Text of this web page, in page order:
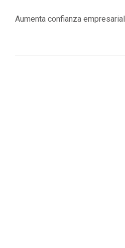
Aumenta confianza empresarial